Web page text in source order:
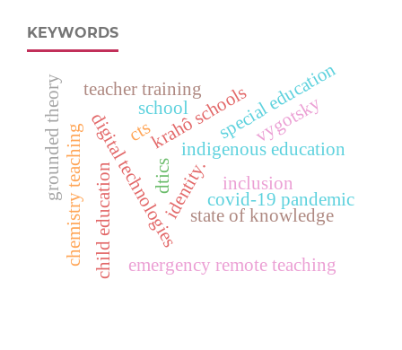
KEYWORDS
indigenous education
krahô schools
identity.state of knowledge
school
digital technologies
child education
chemistry teaching
vygotsky
cts
grounded theory
emergency remote teaching
covid-19 pandemic
inclusion
special education
teacher training
dtics